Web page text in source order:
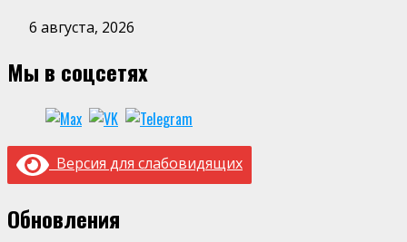
6 августа, 2026
Мы в соцсетях
Версия для слабовидящих
Обновления